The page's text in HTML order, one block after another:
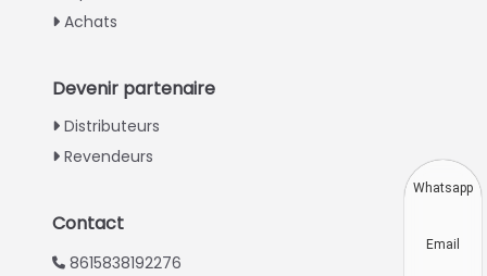
Achats
Devenir partenaire
Distributeurs
Revendeurs
Contact
8615838192276
Japanese
Whatsapp
Email